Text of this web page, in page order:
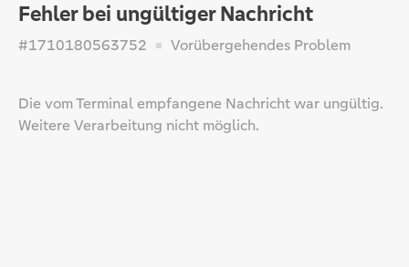
Fehler bei ungültiger Nachricht
#1710180563752 Vorübergehendes Problem
Die vom Terminal empfangene Nachricht war ungültig.
Weitere Verarbeitung nicht möglich.